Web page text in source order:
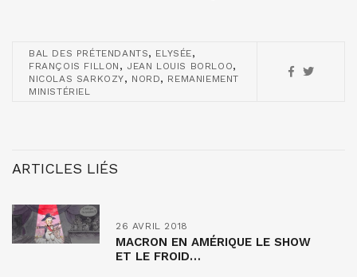
BAL DES PRÉTENDANTS, ELYSÉE,
FRANÇOIS FILLON , JEAN LOUIS BORLOO,
NICOLAS SARKOZY, NORD, REMANIEMENT
MINISTÉRIEL
ARTICLES LIÉS
26 AVRIL 2018
MACRON EN AMÉRIQUE LE SHOW
ET LE FROID…